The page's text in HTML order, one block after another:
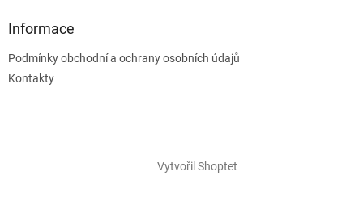
Informace
Podmínky obchodní a ochrany osobních údajů
Kontakty
Vytvořil Shoptet